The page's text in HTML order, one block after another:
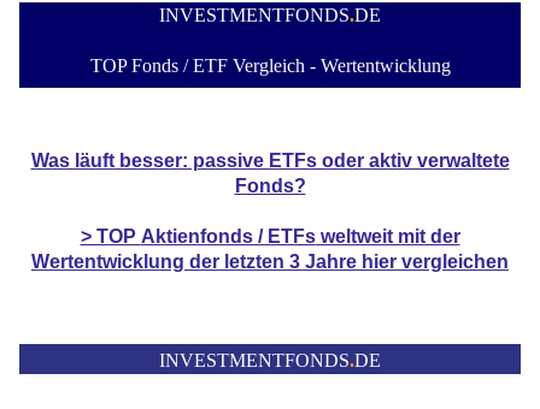
INVESTMENTFONDS.DE
TOP Fonds / ETF Vergleich - Wertentwicklung
Was läuft besser: passive ETFs oder aktiv verwaltete
Fonds?
> TOP Aktienfonds / ETFsweltweit mit der
Wertentwicklung der letzten 3 Jahre hier vergleichen
INVESTMENTFONDS.DE